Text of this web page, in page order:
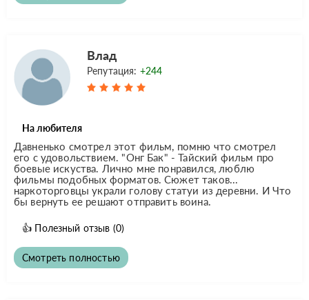
Влад
Репутация: +244
На любителя
Давненько смотрел этот фильм, помню что смотрел
его с удовольствием. "Онг Бак" - Тайский фильм про
боевые искуства. Лично мне понравился, люблю
фильмы подобных форматов. Сюжет таков...
наркоторговцы украли голову статуи из деревни. И Что
бы вернуть ее решают отправить воина.
👍 Полезный отзыв (0)
Смотреть полностью